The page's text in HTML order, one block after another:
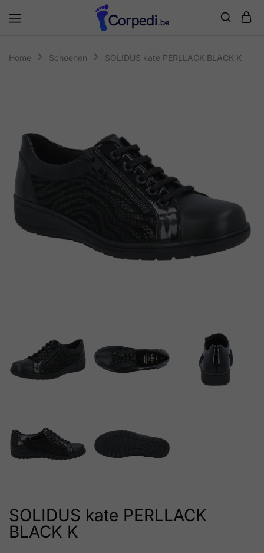
Home Schoenen SOLIDUS kate PERLLACK BLACK K
SOLIDUS kate PERLLACK
BLACK K